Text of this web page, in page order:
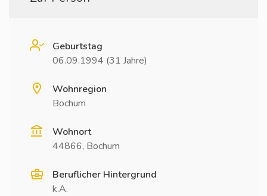
Geburtstag
06.09.1994 (31 Jahre)
Wohnregion
Bochum
Wohnort
44866, Bochum
Beruflicher Hintergrund
k.A.